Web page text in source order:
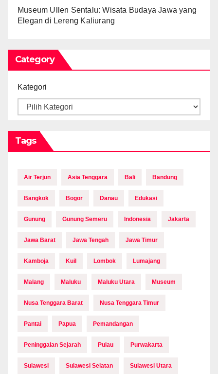
Museum Ullen Sentalu: Wisata Budaya Jawa yang
Elegan di Lereng Kaliurang
Category
Kategori
Tags
Air Terjun Asia Tenggara Bali Bandung
Bangkok Bogor Danau Edukasi
Gunung Gunung Semeru Indonesia Jakarta
Jawa Barat Jawa Tengah Jawa Timur
Kamboja Kuil Lombok Lumajang
Malang Maluku Maluku Utara Museum
Nusa Tenggara Barat Nusa Tenggara Timur
Pantai Papua Pemandangan
Peninggalan Sejarah Pulau Purwakarta
Sulawesi Sulawesi Selatan Sulawesi Utara